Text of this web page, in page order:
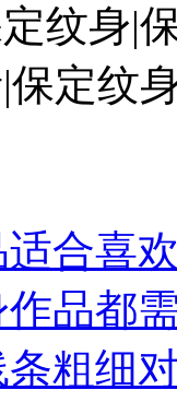
纹身|
定纹
合喜
品都
粗细